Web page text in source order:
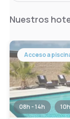
Nuestros
Acceso a
08h - 14h